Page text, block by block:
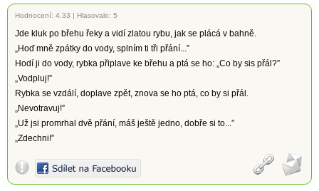
Hodnocení: 4.33 | Hlasovalo: 5
Jde kluk po břehu řeky a vidí zlatou rybu, jak se plácá v bahně.
„Hoď mně zpátky do vody, splním ti tři přání...”
Hodí ji do vody, rybka připlave ke břehu a ptá se ho: „Co by sis přál?”
„Vodpluj!”
Rybka se vzdálí, doplave zpět, znova se ho ptá, co by si přál.
„Nevotravuj!”
„Už jsi promrhal dvě přání, máš ještě jedno, dobře si to...”
„Zdechni!”